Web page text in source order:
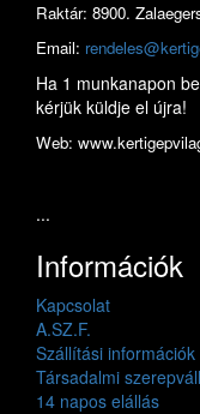
Raktár: 8900.
Email:
Ha 1 munkanapon
kérjük küldje el újra!
Web:
...
Információk
Kapcsolat
A.SZ.F.
Szállítási információk
Társadalmi
14 napos elállás